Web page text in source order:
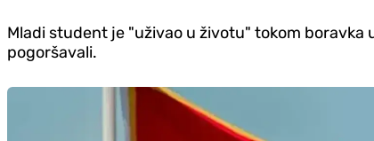
Mladi student je "uživao u životu" tokom boravka
pogoršavali.